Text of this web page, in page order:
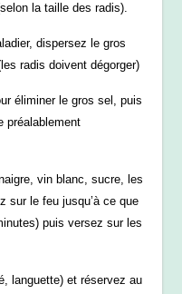
la taille des radis).
dispersez le gros
radis doivent dégorger)
éliminer le gros sel, puis
préalablement
vin blanc, sucre, les
sur le feu jusqu’à ce que
puis versez sur les
languette) et réservez au